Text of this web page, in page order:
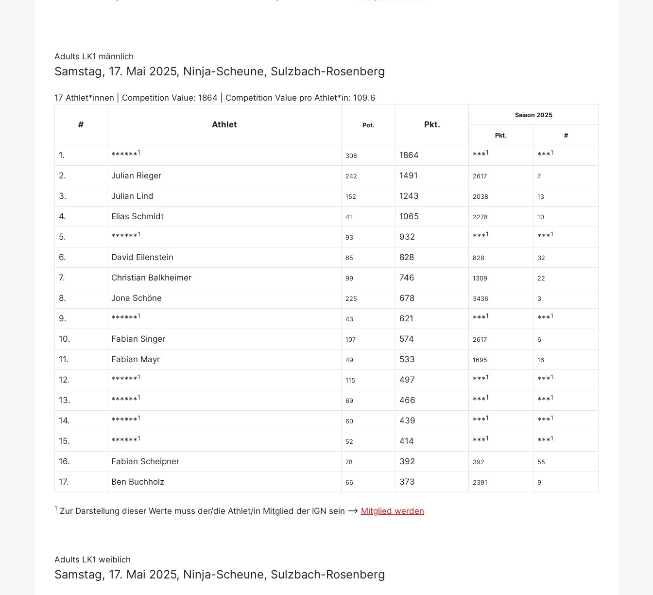
Adults LK1 männlich
Samstag, 17. Mai 2025, Ninja-Scheune, Sulzbach-Rosenberg
17 Athlet*innen | Competition Value: 1864 | Competition Value pro Athlet*in: 109.6
# Athlet Pot. Pkt.
Saison 2025
Pkt. #
1. ******1 308 1864 ***1 ***1
2. Julian Rieger 242 1491 2617 7
3. Julian Lind 152 1243 2038 13
4. Elias Schmidt 41 1065 2278 10
5. ******1 93 932 ***1 ***1
6. David Eilenstein 65 828 828 32
7. Christian Balkheimer 99 746 1309 22
8. Jona Schöne 225 678 3436 3
9. ******1 43 621 ***1 ***1
10. Fabian Singer 107 574 2617 6
11. Fabian Mayr 49 533 1695 16
12. ******1 115 497 ***1 ***1
13. ******1 69 466 ***1 ***1
14. ******1 60 439 ***1 ***1
15. ******1 52 414 ***1 ***1
16. Fabian Scheipner 78 392 392 55
17. Ben Buchholz 66 373 2391 9
1 Zur Darstellung dieser Werte muss der/die Athlet/in Mitglied der IGN sein --> Mitglied werden
Adults LK1 weiblich
Samstag, 17. Mai 2025, Ninja-Scheune, Sulzbach-Rosenberg